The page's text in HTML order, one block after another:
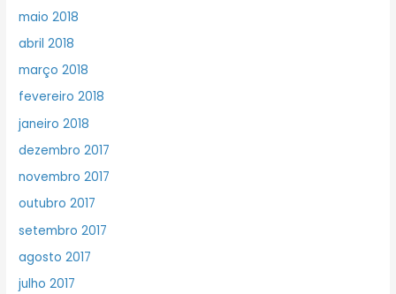
maio 2018
abril 2018
março 2018
fevereiro 2018
janeiro 2018
dezembro 2017
novembro 2017
outubro 2017
setembro 2017
agosto 2017
julho 2017